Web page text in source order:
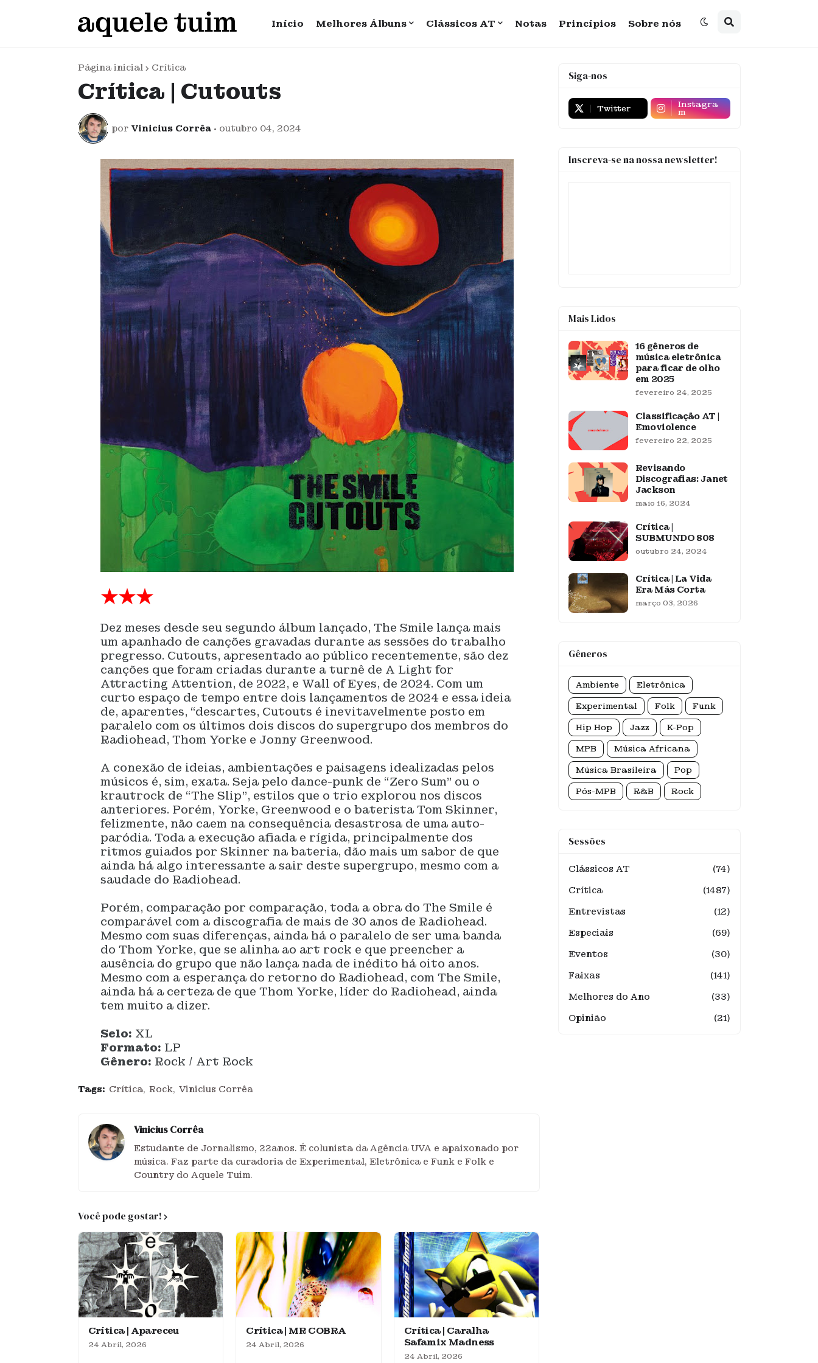
Início Melhores Álbuns Clássicos AT Notas Princípios Sobre nós
Página inicial Crítica
Crítica | Cutouts
por Vinicius Corrêa • outubro 04, 2024
★★★
Dez meses desde seu segundo álbum lançado, The Smile lança mais
um apanhado de canções gravadas durante as sessões do trabalho
pregresso. Cutouts, apresentado ao público recentemente, são dez
canções que foram criadas durante a turnê de A Light for
Attracting Attention, de 2022, e Wall of Eyes, de 2024. Com um
curto espaço de tempo entre dois lançamentos de 2024 e essa ideia
de, aparentes, “descartes, Cutouts é inevitavelmente posto em
paralelo com os últimos dois discos do supergrupo dos membros do
Radiohead, Thom Yorke e Jonny Greenwood.
A conexão de ideias, ambientações e paisagens idealizadas pelos
músicos é, sim, exata. Seja pelo dance-punk de “Zero Sum” ou o
krautrock de “The Slip”, estilos que o trio explorou nos discos
anteriores. Porém, Yorke, Greenwood e o baterista Tom Skinner,
felizmente, não caem na consequência desastrosa de uma auto-
paródia. Toda a execução afiada e rígida, principalmente dos
ritmos guiados por Skinner na bateria, dão mais um sabor de que
ainda há algo interessante a sair deste supergrupo, mesmo com a
saudade do Radiohead.
Porém, comparação por comparação, toda a obra do The Smile é
comparável com a discografia de mais de 30 anos de Radiohead.
Mesmo com suas diferenças, ainda há o paralelo de ser uma banda
do Thom Yorke, que se alinha ao art rock e que preencher a
ausência do grupo que não lança nada de inédito há oito anos.
Mesmo com a esperança do retorno do Radiohead, com The Smile,
ainda há a certeza de que Thom Yorke, líder do Radiohead, ainda
tem muito a dizer.
Selo: XL
Formato: LP
Gênero: Rock / Art Rock
Tags: Crítica Rock Vinicius Corrêa
Vinicius Corrêa
Estudante de Jornalismo, 22anos. É colunista da Agência UVA e apaixonado por
música. Faz parte da curadoria de Experimental, Eletrônica e Funk e Folk e
Country do Aquele Tuim.
Você pode gostar!
Crítica | Apareceu
24 Abril, 2026
Crítica | MR COBRA
24 Abril, 2026
Crítica | Caralha
Safamix Madness
24 Abril, 2026
Siga-nos
Twitter Instagra
m
Inscreva-se na nossa newsletter!
Mais Lidos
16 gêneros de
música eletrônica
para ficar de olho
em 2025
fevereiro 24, 2025
Classificação AT |
Emoviolence
fevereiro 22, 2025
Revisando
Discografias: Janet
Jackson
maio 16, 2024
Crítica |
SUBMUNDO 808
outubro 24, 2024
Crítica | La Vida
Era Más Corta
março 03, 2026
Gêneros
Ambiente Eletrônica
Experimental Folk Funk
Hip Hop Jazz K-Pop
MPB Música Africana
Música Brasileira Pop
Pós-MPB R&B Rock
Sessões
Clássicos AT
(74)
Crítica
(1487)
Entrevistas
(12)
Especiais
(69)
Eventos
(30)
Faixas
(141)
Melhores do Ano
(33)
Opinião
(21)